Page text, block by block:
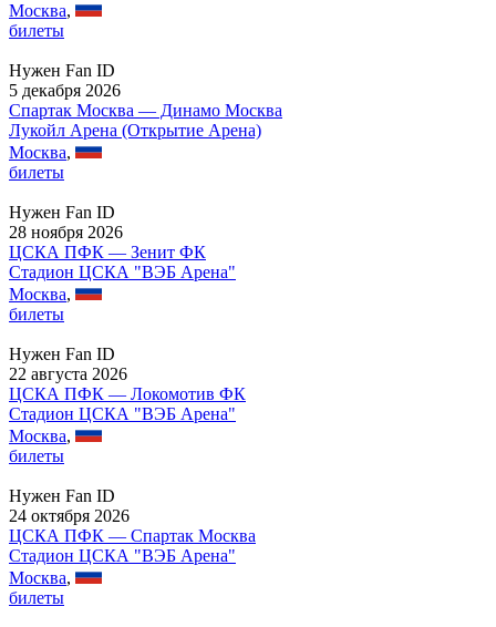
Москва,
билеты
Нужен Fan ID
5 декабря 2026
Спартак Москва — Динамо Москва
Лукойл Арена (Открытие Арена)
Москва,
билеты
Нужен Fan ID
28 ноября 2026
ЦСКА ПФК — Зенит ФК
Стадион ЦСКА "ВЭБ Арена"
Москва,
билеты
Нужен Fan ID
22 августа 2026
ЦСКА ПФК — Локомотив ФК
Стадион ЦСКА "ВЭБ Арена"
Москва,
билеты
Нужен Fan ID
24 октября 2026
ЦСКА ПФК — Спартак Москва
Стадион ЦСКА "ВЭБ Арена"
Москва,
билеты